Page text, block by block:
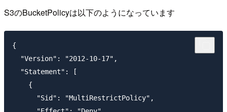
S3のBucketPolicyは以下のようになっています
{
  "Version": "2012-10-17",
  "Statement": [
    {
      "Sid": "MultiRestrictPolicy",